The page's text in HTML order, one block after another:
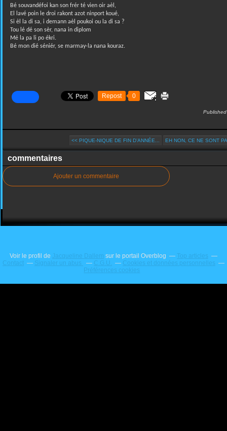
Bé souvandéfoi kan son frér té vien oir aèl,
El lavé poin le droi rakont azot ninport koué,
Si èl la di sa, i demann aèl poukoi ou la di sa ?
Tou lé dé son sèr, nana in diplom
Mé la pa li po ékri.
Bé mon dié séniér, se marmay-la nana kouraz.
Repost 0
<< PIQUE-NIQUE DE FIN D’ANNÉE... EH NON, CE NE SONT
commentaires
Ajouter un commentaire
Voir le profil de Jacqueline Dallem sur le portail Overblog
Top articles
Contact
Signaler un abus C.G.U.
Cookies et données personnelles
Préférences cookies